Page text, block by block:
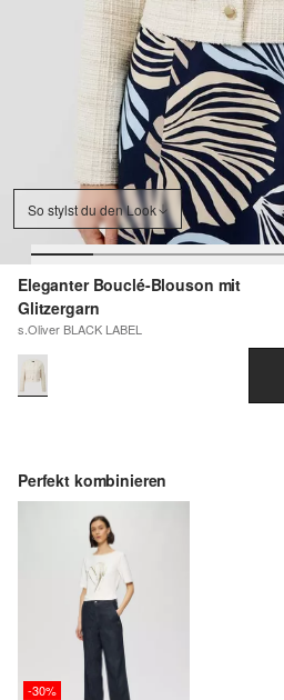
So stylst du den Look
Eleganter Bouclé-Blouson mit
Glitzergarn
s.Oliver BLACK LABEL
Perfekt kombinieren
-30%